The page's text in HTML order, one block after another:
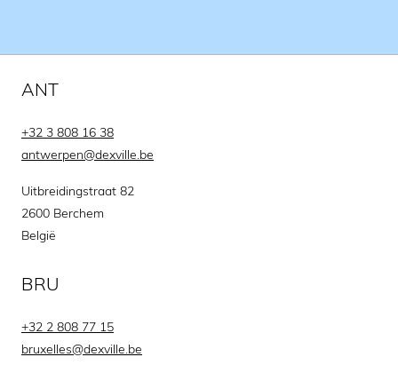
ANT
+32 3 808 16 38
antwerpen@dexville.be
Uitbreidingstraat 82
2600 Berchem
België
BRU
+32 2 808 77 15
bruxelles@dexville.be